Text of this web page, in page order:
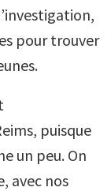
pour trouver
puisque
un peu. On
avec nos